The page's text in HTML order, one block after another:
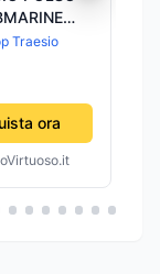
BLU
Traesio
ora